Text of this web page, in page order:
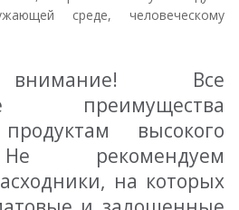
среде, человеческому
Все
преимущества
высокого
рекомендуем
на которых